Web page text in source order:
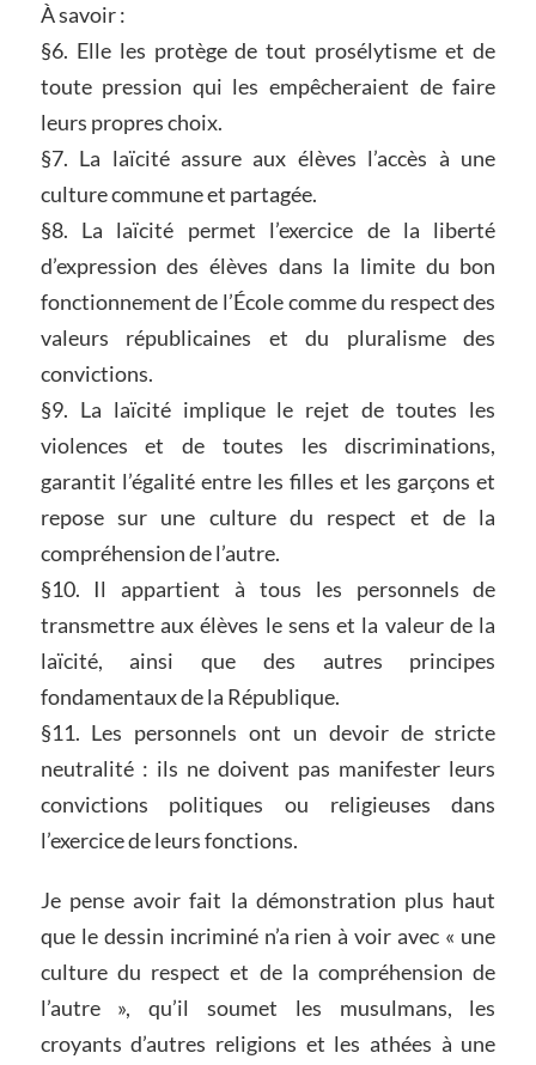
À savoir :
§6. Elle les protège de tout prosélytisme et de
toute pression qui les empêcheraient de faire
leurs propres choix.
§7. La laïcité assure aux élèves l’accès à une
culture commune et partagée.
§8. La laïcité permet l’exercice de la liberté
d’expression des élèves dans la limite du bon
fonctionnement de l’École comme du respect des
valeurs républicaines et du pluralisme des
convictions.
§9. La laïcité implique le rejet de toutes les
violences et de toutes les discriminations,
garantit l’égalité entre les filles et les garçons et
repose sur une culture du respect et de la
compréhension de l’autre.
§10. Il appartient à tous les personnels de
transmettre aux élèves le sens et la valeur de la
laïcité, ainsi que des autres principes
fondamentaux de la République.
§11. Les personnels ont un devoir de stricte
neutralité : ils ne doivent pas manifester leurs
convictions politiques ou religieuses dans
l’exercice de leurs fonctions.
Je pense avoir fait la démonstration plus haut
que le dessin incriminé n’a rien à voir avec « une
culture du respect et de la compréhension de
l’autre », qu’il soumet les musulmans, les
croyants d’autres religions et les athées à une